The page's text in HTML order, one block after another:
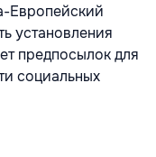
Европейский
установления
предпосылок для
со­циальных